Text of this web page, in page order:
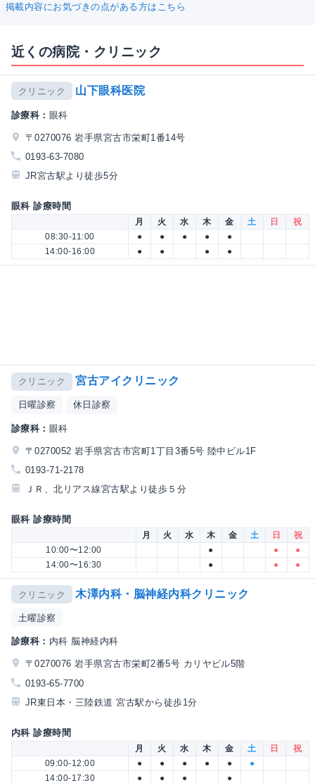
掲載内容にお気づきの点がある方はこちら
近くの病院・クリニック
クリニック 山下眼科医院
診療科： 眼科
〒0270076 岩手県宮古市栄町1番14号
0193-63-7080
JR宮古駅より徒歩5分
眼科 診療時間
月 火 水 木 金 土 日
祝
08:30-11:00
● ● ● ●
●
14:00-16:00
● ● ● ●
クリニック 宮古アイクリニック
日曜診察 休日診察
診療科： 眼科
〒0270052 岩手県宮古市宮町1丁目3番5号 陸中ビル1F
0193-71-2178
ＪＲ、北リアス線宮古駅より徒歩５分
眼科 診療時間
月 火 水 木 金 土 日
祝
10:00〜12:00
● ●
●
14:00〜16:30
● ● ●
クリニック 木澤内科・脳神経内科クリニック
土曜診察
診療科： 内科 脳神経内科
〒0270076 岩手県宮古市栄町2番5号 カリヤビル5階
0193-65-7700
JR東日本・三陸鉄道 宮古駅から徒歩1分
内科 診療時間
月 火 水 木 金 土 日
祝
09:00-12:00
● ● ● ● ●
●
14:00-17:30
● ● ● ●